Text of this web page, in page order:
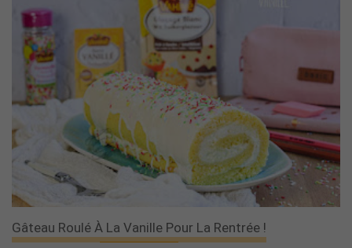
Gâteau Roulé À La Vanille Pour La Rentrée !